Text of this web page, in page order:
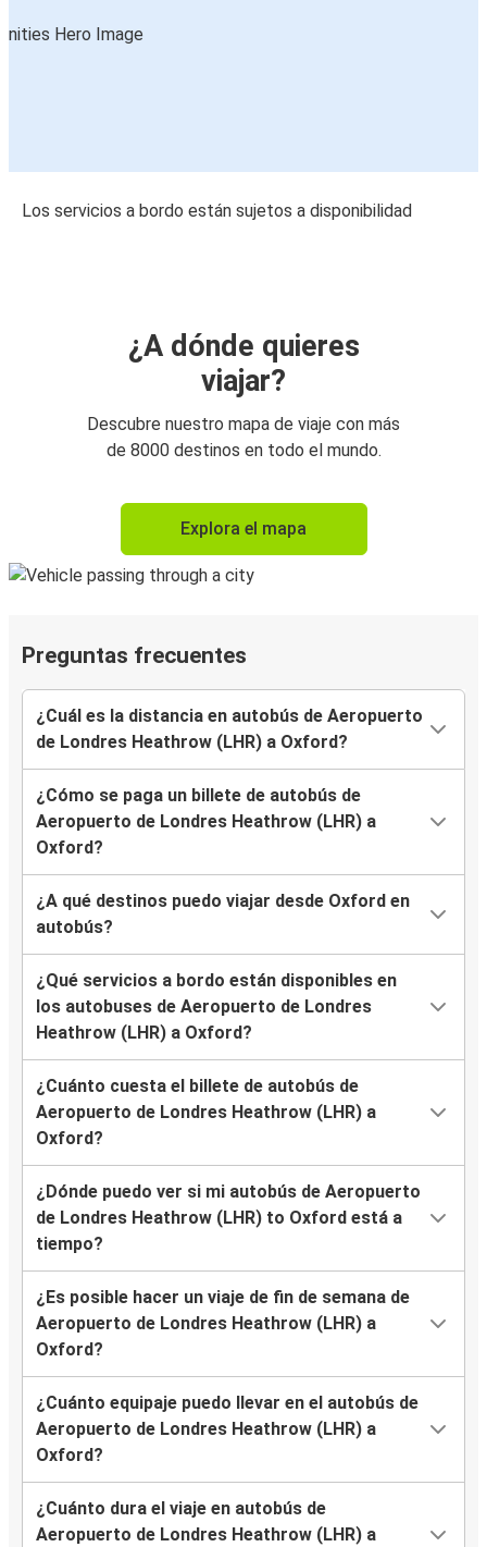
Los servicios a bordo están sujetos a disponibilidad
¿A dónde quieres
viajar?
Descubre nuestro mapa de viaje con más
de 8000 destinos en todo el mundo.
Explora el mapa
Preguntas frecuentes
¿Cuál es la distancia en autobús de Aeropuerto
de Londres Heathrow (LHR) a Oxford?
¿Cómo se paga un billete de autobús de
Aeropuerto de Londres Heathrow (LHR) a
Oxford?
¿A qué destinos puedo viajar desde Oxford en
autobús?
¿Qué servicios a bordo están disponibles en
los autobuses de Aeropuerto de Londres
Heathrow (LHR) a Oxford?
¿Cuánto cuesta el billete de autobús de
Aeropuerto de Londres Heathrow (LHR) a
Oxford?
¿Dónde puedo ver si mi autobús de Aeropuerto
de Londres Heathrow (LHR) to Oxford está a
tiempo?
¿Es posible hacer un viaje de fin de semana de
Aeropuerto de Londres Heathrow (LHR) a
Oxford?
¿Cuánto equipaje puedo llevar en el autobús de
Aeropuerto de Londres Heathrow (LHR) a
Oxford?
¿Cuánto dura el viaje en autobús de
Aeropuerto de Londres Heathrow (LHR) a